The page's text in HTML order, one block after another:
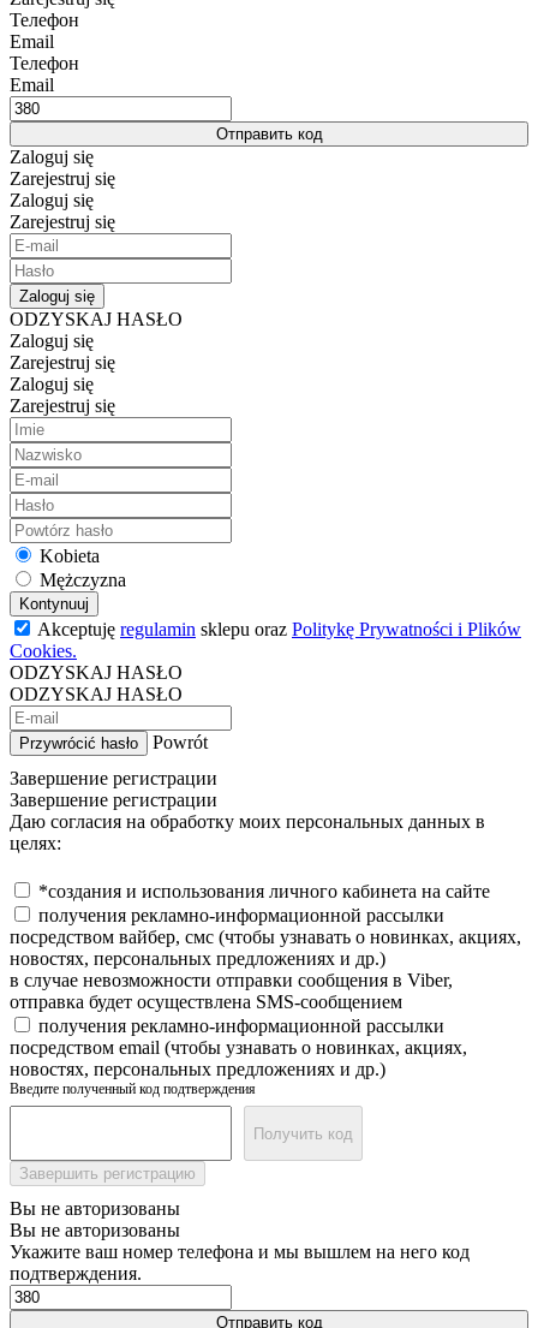
Телефон
Email
Телефон
Email
Отправить код
Zaloguj się
Zarejestruj się
Zaloguj się
Zarejestruj się
Zaloguj się
ODZYSKAJ HASŁO
Zaloguj się
Zarejestruj się
Zaloguj się
Zarejestruj się
Kobieta
Mężczyzna
Kontynuuj
Akceptuję regulamin sklepu oraz Politykę Prywatności i Plików
Cookies.
ODZYSKAJ HASŁO
ODZYSKAJ HASŁO
Przywrócić hasło
Powrót
Завершение регистрации
Завершение регистрации
Даю согласия на обработку моих персональных данных в
целях:
*создания и использования личного кабинета на сайте
получения рекламно-информационной рассылки
посредством вайбер, смс (чтобы узнавать о новинках, акциях,
новостях, персональных предложениях и др.)
в случае невозможности отправки сообщения в Viber,
отправка будет осуществлена SMS-сообщением
получения рекламно-информационной рассылки
посредством email (чтобы узнавать о новинках, акциях,
новостях, персональных предложениях и др.)
Введите полученный код подтверждения
Получить код
Завершить регистрацию
Вы не авторизованы
Вы не авторизованы
Укажите ваш номер телефона и мы вышлем на него код
подтверждения.
Отправить код